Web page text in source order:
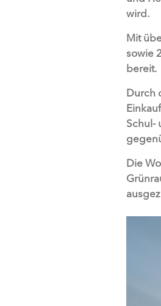
wird.
Mit
sowie
bereit.
Durch
Schul-
Die